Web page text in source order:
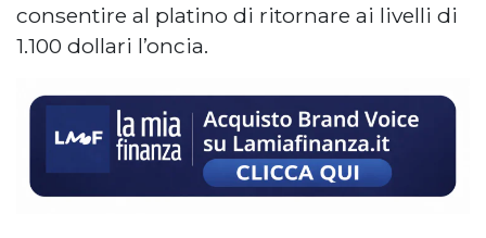
consentire al platino di ritornare ai livelli di
1.100 dollari l’oncia.